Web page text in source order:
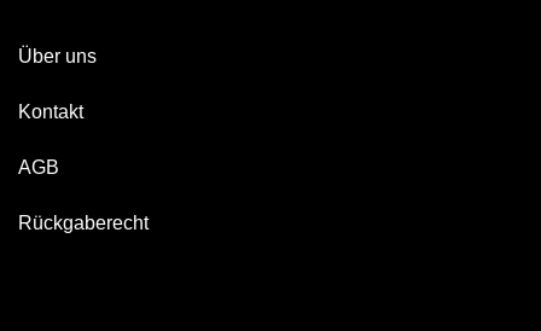
Über uns
Kontakt
AGB
Rückgaberecht